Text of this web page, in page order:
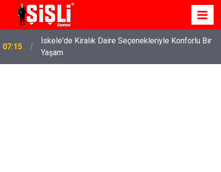
07:15
İskele'de Kiralık Daire Seçenekleriyle Konforlu Bir
Yaşam